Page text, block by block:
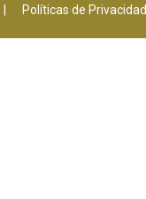
Políticas de Privacidad